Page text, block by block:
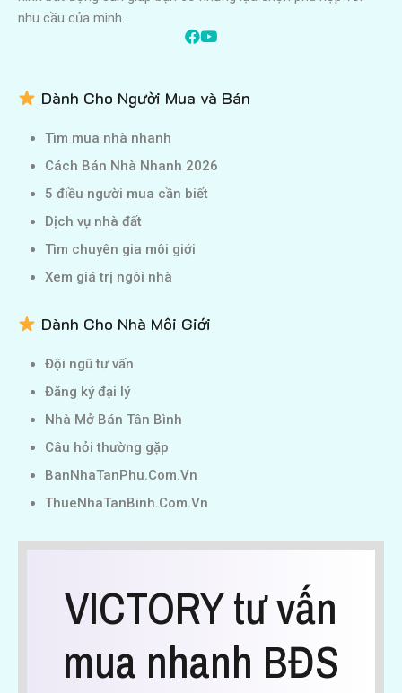
nhu cầu của mình.
Dành Cho Người Mua và Bán
Tìm mua nhà nhanh
Cách Bán Nhà Nhanh 2026
5 điều người mua cần biết
Dịch vụ nhà đất
Tìm chuyên gia môi giới
Xem giá trị ngôi nhà
Dành Cho Nhà Môi Giới
Đội ngũ tư vấn
Đăng ký đại lý
Nhà Mở Bán Tân Bình
Câu hỏi thường gặp
BanNhaTanPhu.Com.Vn
ThueNhaTanBinh.Com.Vn
VICTORY tư vấn
mua nhanh BĐS